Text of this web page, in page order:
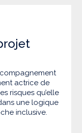
actrice de
risques qu’elle
une logique
inclusive.